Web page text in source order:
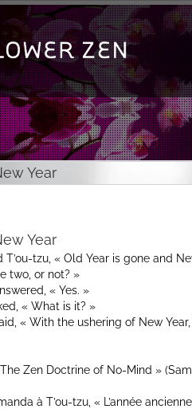
Year
Year
T’ou-tzu, « Old Year is gone and
two, or not? »
« Yes. »
« What is it? »
« With the ushering of New
The Zen Doctrine of No-Mind »
à T’ou-tzu, « L’année